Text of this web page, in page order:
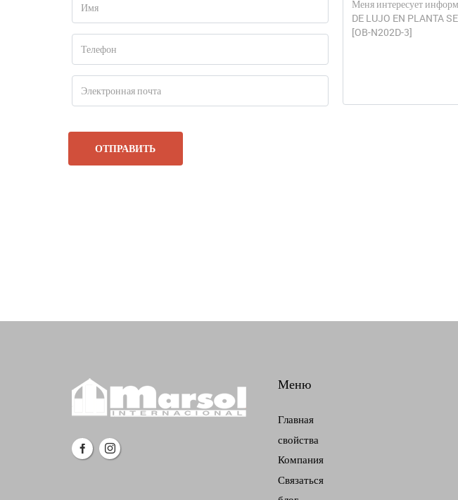
Меню
Главная
свойства
Компания
Связаться